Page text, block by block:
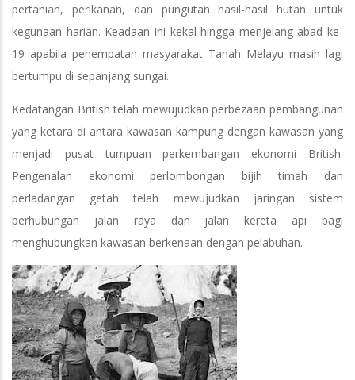
pertanian, perikanan, dan pungutan hasil-hasil hutan untuk
kegunaan harian. Keadaan ini kekal hingga menjelang abad ke-
19 apabila penempatan masyarakat Tanah Melayu masih lagi
bertumpu di sepanjang sungai.
Kedatangan British telah mewujudkan perbezaan pembangunan
yang ketara di antara kawasan kampung dengan kawasan yang
menjadi pusat tumpuan perkembangan ekonomi British.
Pengenalan ekonomi perlombongan bijih timah dan
perladangan getah telah mewujudkan jaringan sistem
perhubungan jalan raya dan jalan kereta api bagi
menghubungkan kawasan berkenaan dengan pelabuhan.